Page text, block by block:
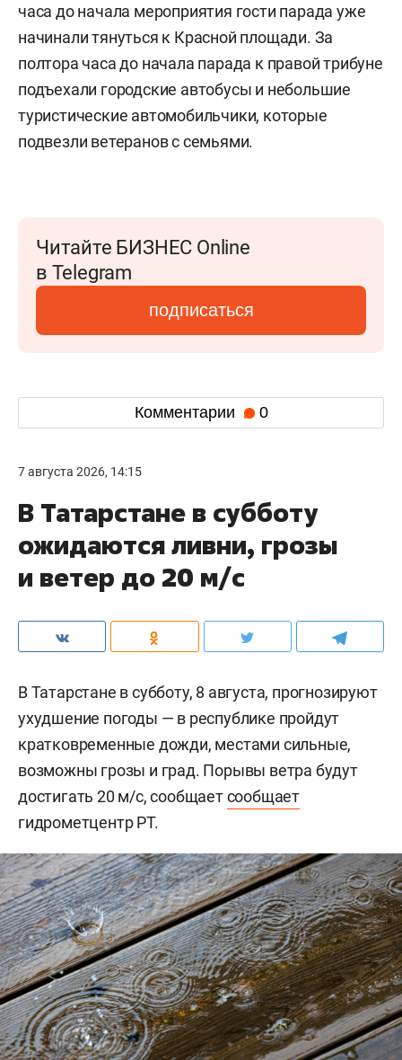
часа до начала мероприятия гости парада уже
начинали тянуться к Красной площади. За
полтора часа до начала парада к правой трибуне
подъехали городские автобусы и небольшие
туристические автомобильчики, которые
подвезли ветеранов с семьями.
Читайте БИЗНЕС Online
в Telegram
подписаться
Комментарии 0
7 августа 2026, 14:15
В Татарстане в субботу
ожидаются ливни, грозы
и ветер до 20 м/с
В Татарстане в субботу, 8 августа, прогнозируют
ухудшение погоды — в республике пройдут
кратковременные дожди, местами сильные,
возможны грозы и град. Порывы ветра будут
достигать 20 м/с, сообщаетсообщает
гидрометцентр РТ.